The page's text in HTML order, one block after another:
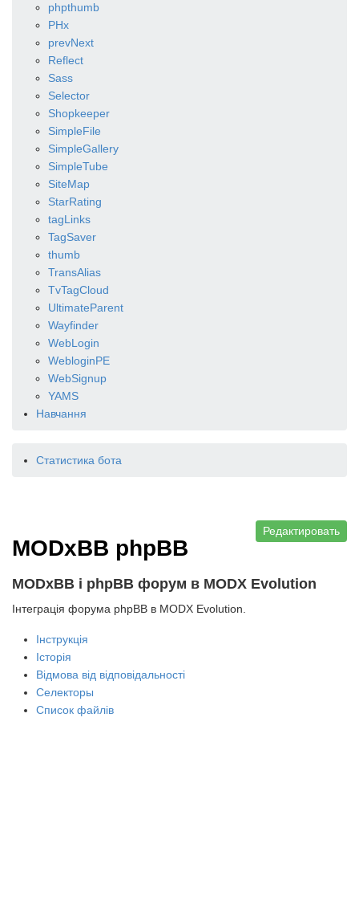
phpthumb
PHx
prevNext
Reflect
Sass
Selector
Shopkeeper
SimpleFile
SimpleGallery
SimpleTube
SiteMap
StarRating
tagLinks
TagSaver
thumb
TransAlias
TvTagCloud
UltimateParent
Wayfinder
WebLogin
WebloginPE
WebSignup
YAMS
Навчання
Статистика бота
Редактировать
MODxBB phpBB
MODxBB і phpBB форум в MODX Evolution
Інтеграція форума phpBB в MODX Evolution.
Інструкція
Історія
Відмова від відповідальності
Селекторы
Список файлів